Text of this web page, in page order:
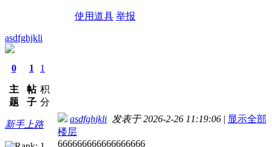
使用道具 举报
asdfghjkli
0
主
题
1
帖
子
1
积
分
新手上路
asdfghjkli 发表于 2026-2-26 11:19:06 | 显示全部
楼层
666666666666666666